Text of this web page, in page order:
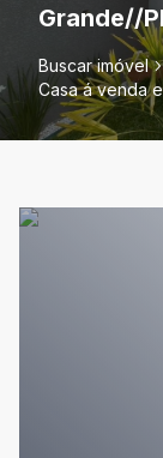
Grande//
Buscar imóvel
Casa á venda